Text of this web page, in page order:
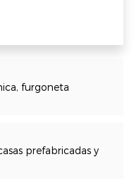
furgoneta
prefabricadas y